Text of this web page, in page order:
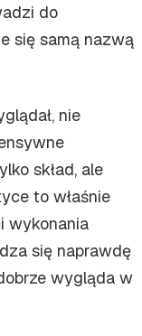
do
się samą nazwą
nie
skład, ale
to właśnie
wykonania
się naprawdę
wygląda w